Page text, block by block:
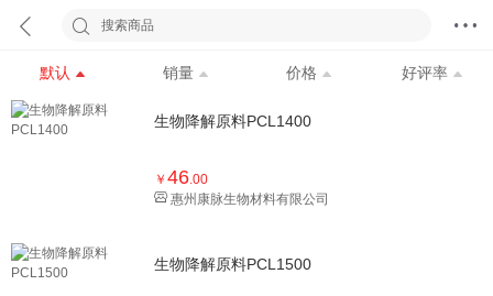
搜索商品
默认 销量 价格 好评率
生物降解原料PCL1400
￥ 46.00
惠州康脉生物材料有限公司
生物降解原料PCL1500